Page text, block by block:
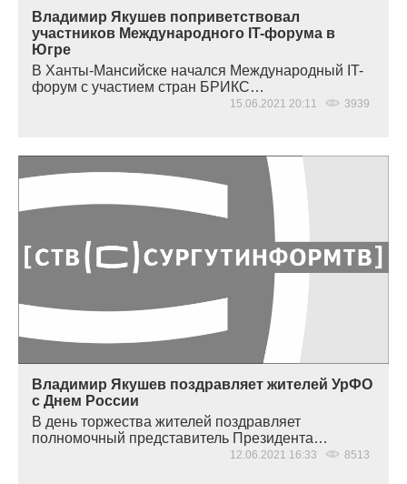
Владимир Якушев поприветствовал
участников Международного IT-форума в
Югре
В Ханты-Мансийске начался Международный IT-
форум с участием стран БРИКС…
15.06.2021 20:11 3939
Владимир Якушев поздравляет жителей УрФО
с Днем России
В день торжества жителей поздравляет
полномочный представитель Президента…
12.06.2021 16:33 8513